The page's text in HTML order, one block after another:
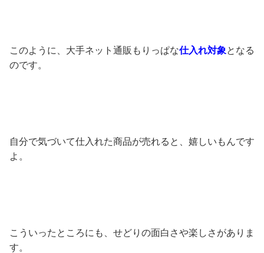
このように、大手ネット通販もりっぱな仕入れ対象となる
のです。
自分で気づいて仕入れた商品が売れると、嬉しいもんです
よ。
こういったところにも、せどりの面白さや楽しさがありま
す。